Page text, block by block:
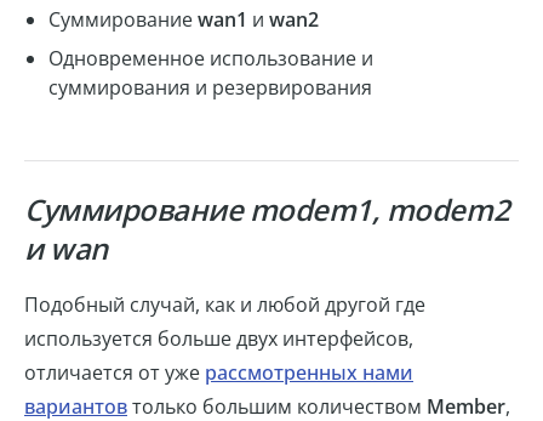
Суммированиеwan1 и wan2
Одновременное использование и
суммирования и резервирования
Суммирование modem1, modem2
и wan
Подобный случай, как и любой другой где
используется больше двух интерфейсов,
отличается от уже рассмотренных нами
вариантовтолько большим количеством Member,